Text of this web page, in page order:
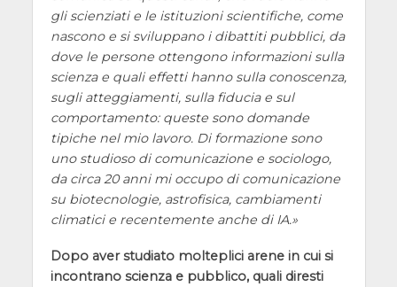
gli scienziati e le istituzioni scientifiche, come
nascono e si sviluppano i dibattiti pubblici, da
dove le persone ottengono informazioni sulla
scienza e quali effetti hanno sulla conoscenza,
sugli atteggiamenti, sulla fiducia e sul
comportamento: queste sono domande
tipiche nel mio lavoro. Di formazione sono
uno studioso di comunicazione e sociologo,
da circa 20 anni mi occupo di comunicazione
su biotecnologie, astrofisica, cambiamenti
climatici e recentemente anche di IA.
Dopo aver studiato molteplici arene in cui si
incontrano scienza e pubblico, quali diresti